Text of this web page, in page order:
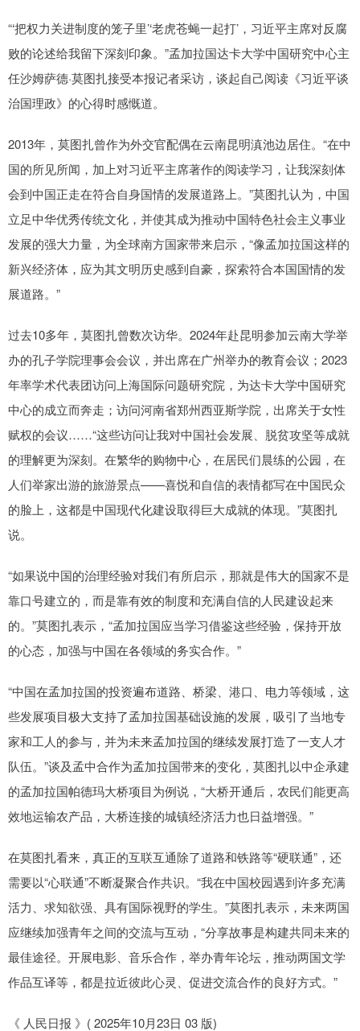
“‘把权力关进制度的笼子里’‘老虎苍蝇一起打’，习近平主席对反腐
败的论述给我留下深刻印象。”孟加拉国达卡大学中国研究中心主
任沙姆萨德·莫图扎接受本报记者采访，谈起自己阅读《习近平谈
治国理政》的心得时感慨道。
2013年，莫图扎曾作为外交官配偶在云南昆明滇池边居住。“在中
国的所见所闻，加上对习近平主席著作的阅读学习，让我深刻体
会到中国正走在符合自身国情的发展道路上。”莫图扎认为，中国
立足中华优秀传统文化，并使其成为推动中国特色社会主义事业
发展的强大力量，为全球南方国家带来启示，“像孟加拉国这样的
新兴经济体，应为其文明历史感到自豪，探索符合本国国情的发
展道路。”
过去10多年，莫图扎曾数次访华。2024年赴昆明参加云南大学举
办的孔子学院理事会会议，并出席在广州举办的教育会议；2023
年率学术代表团访问上海国际问题研究院，为达卡大学中国研究
中心的成立而奔走；访问河南省郑州西亚斯学院，出席关于女性
赋权的会议……“这些访问让我对中国社会发展、脱贫攻坚等成就
的理解更为深刻。在繁华的购物中心，在居民们晨练的公园，在
人们举家出游的旅游景点——喜悦和自信的表情都写在中国民众
的脸上，这都是中国现代化建设取得巨大成就的体现。”莫图扎
说。
“如果说中国的治理经验对我们有所启示，那就是伟大的国家不是
靠口号建立的，而是靠有效的制度和充满自信的人民建设起来
的。”莫图扎表示，“孟加拉国应当学习借鉴这些经验，保持开放
的心态，加强与中国在各领域的务实合作。”
“中国在孟加拉国的投资遍布道路、桥梁、港口、电力等领域，这
些发展项目极大支持了孟加拉国基础设施的发展，吸引了当地专
家和工人的参与，并为未来孟加拉国的继续发展打造了一支人才
队伍。”谈及孟中合作为孟加拉国带来的变化，莫图扎以中企承建
的孟加拉国帕德玛大桥项目为例说，“大桥开通后，农民们能更高
效地运输农产品，大桥连接的城镇经济活力也日益增强。”
在莫图扎看来，真正的互联互通除了道路和铁路等“硬联通”，还
需要以“心联通”不断凝聚合作共识。“我在中国校园遇到许多充满
活力、求知欲强、具有国际视野的学生。”莫图扎表示，未来两国
应继续加强青年之间的交流与互动，“分享故事是构建共同未来的
最佳途径。开展电影、音乐合作，举办青年论坛，推动两国文学
作品互译等，都是拉近彼此心灵、促进交流合作的良好方式。”
《 人民日报 》( 2025年10月23日 03 版)